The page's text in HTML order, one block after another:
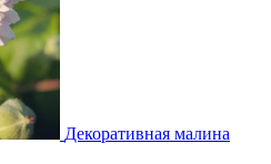
Декоративная малина